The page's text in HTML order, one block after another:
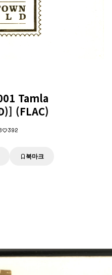
Tamla
(FLAC)
392
북마크